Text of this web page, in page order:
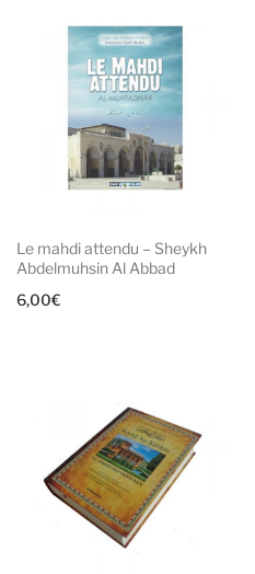
Le mahdi attendu – Sheykh
Abdelmuhsin Al Abbad
6,00€